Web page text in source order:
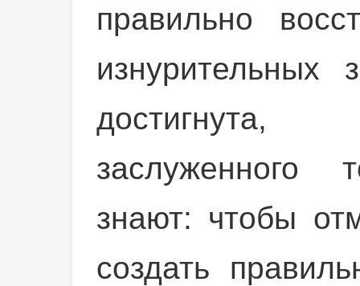
правильно
изнурительных
достигнута,
заслуженного
знают: чтобы
создать